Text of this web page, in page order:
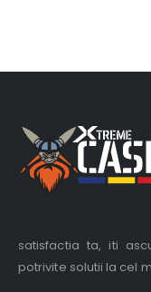
satisfactia ta, iti
potrivite solutii la cel